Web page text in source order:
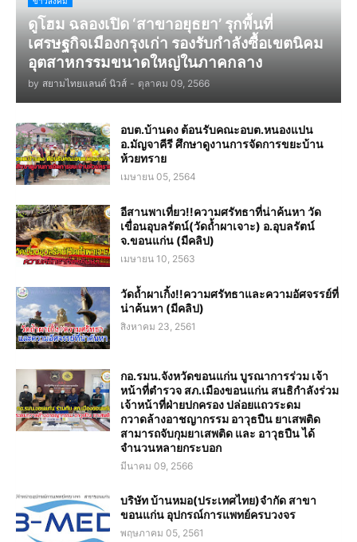
ดูโฮม ฉลองเปิด ‘สาขาอยุธยา’ รุกพื้นที่
เศรษฐกิจเมืองกรุงเก่า รองรับกำลังซื้อเขตนิคม
อุตสาหกรรมขนาดใหญ่ในภาคกลาง
by สยามไทยแลนด์ นิวส์ - ตุลาคม 09, 2566
อบต.บ้านดง ต้อนรับคณะอบต.หนองแปน
อ.มัญจาคีรี ศึกษาดูงานการจัดการขยะบ้าน
ห้วยทราย
เมษายน 05, 2564
อีสานพาเที่ยว!!ความศรัทธาที่น่าค้นหา วัด
เขื่อนอุบลรัตน์(วัดถ้ำผาเจาะ) อ.อุบลรัตน์
จ.ขอนแก่น (มีคลิป)
เมษายน 10, 2563
วัดถ้ำผาเกิ้ง!!ความศรัทธาและความอัศจรรย์ที่
น่าค้นหา (มีคลิป)
สิงหาคม 23, 2561
กอ.รมน.จังหวัดขอนแก่น บูรณาการร่วม เจ้า
หน้าที่ตำรวจ สภ.เมืองขอนแก่น สนธิกำลังร่วม
เจ้าหน้าที่ฝ่ายปกครอง ปล่อยแถวระดม
กวาดล้างอาชญากรรม อาวุธปืน ยาเสพติด
สามารถจับกุมยาเสพติด และ อาวุธปืน ได้
จำนวนหลายกระบอก
มีนาคม 09, 2566
บริษัท บ้านหมอ(ประเทศไทย)จำกัด สาขา
ขอนแก่น อุปกรณ์การแพทย์ครบวงจร
พฤษภาคม 05, 2561